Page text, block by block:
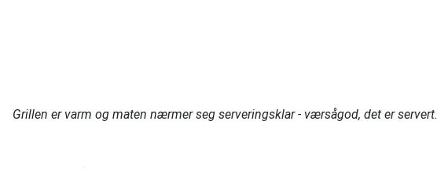
Grillen er varm og maten nærmer seg serveringsklar - værsågod, det er servert.